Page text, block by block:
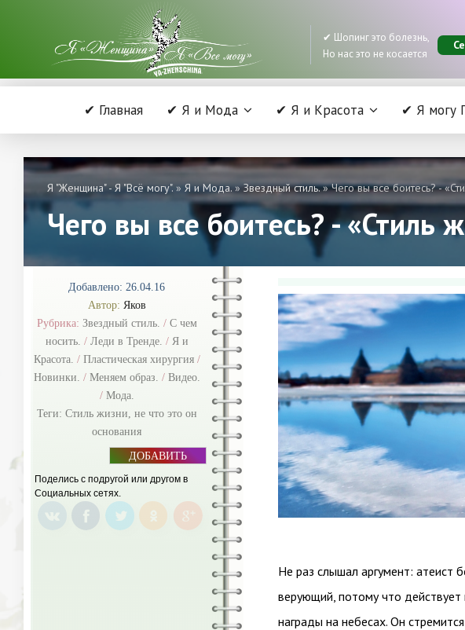
✔ Шопинг это болезнь,
Но нас это не косается
✔ Главная ✔ Я и Мода ✔ Я и Красота ✔ Я могу
Я "Женщина" - Я "Всё могу". »Я и Мода.»Звездный стиль.» Чего вы все боитесь? -
Чего вы все боитесь? - «Стиль
Добавлено: 26.04.16
Автор: Яков
Рубрика: Звездный стиль. / С чем
носить. / Леди в Тренде. / Я и
Красота. / Пластическая хирургия/
Новинки. / Меняем образ. / Видео.
/ Мода.
Теги: Стиль жизни, не что это он
основания
ДОБАВИТЬ
Поделись с подругой или другом в
Социальных сетях.
Не раз слышал аргумент: атеист
верующий, потому что действует
награды на небесах. Он